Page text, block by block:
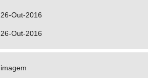
26-Out-2016
26-Out-2016
imagem